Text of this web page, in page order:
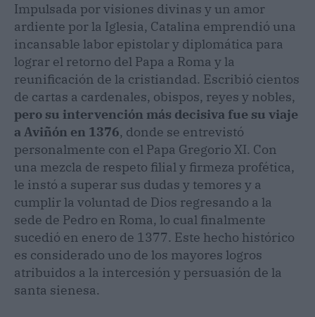
Impulsada por visiones divinas y un amor
ardiente por la Iglesia, Catalina emprendió una
incansable labor epistolar y diplomática para
lograr el retorno del Papa a Roma y la
reunificación de la cristiandad. Escribió cientos
de cartas a cardenales, obispos, reyes y nobles,
pero su intervención más decisiva fue su viaje
a Aviñón en 1376, donde se entrevistó
personalmente con el Papa Gregorio XI. Con
una mezcla de respeto filial y firmeza profética,
le instó a superar sus dudas y temores y a
cumplir la voluntad de Dios regresando a la
sede de Pedro en Roma, lo cual finalmente
sucedió en enero de 1377. Este hecho histórico
es considerado uno de los mayores logros
atribuidos a la intercesión y persuasión de la
santa sienesa.